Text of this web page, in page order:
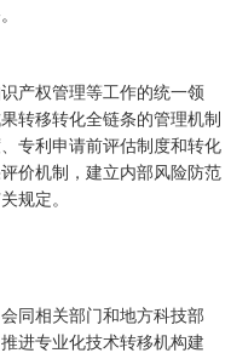
产权管理等工作的统一领
转移转化全链条的管理机制
专利申请前评估制度和转化
价机制，建立内部风险防范
规定。
同相关部门和地方科技部
进专业化技术转移机构建